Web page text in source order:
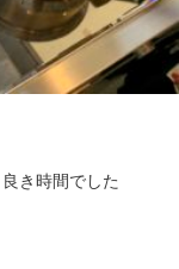
き時間でした